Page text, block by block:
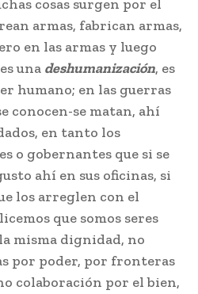
cosas surgen por el
armas, fabrican armas,
en las armas y luego
una deshumanización, es
humano; en las guerras
conocen-se matan, ahí
en tanto los
o gobernantes que si se
ahí en sus oficinas, si
los arreglen con el
que somos seres
misma dignidad, no
por poder, por fronteras
colaboración por el bien,